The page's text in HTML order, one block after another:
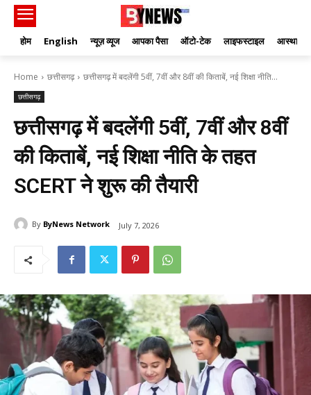
होम English न्यूज़ व्यूज आपका पैसा ऑटो-टेक लाइफस्टाइल आस्था
Home छत्तीसगढ़ छत्तीसगढ़ में बदलेंगी 5वीं, 7वीं और 8वीं की किताबें, नई शिक्षा नीति...
छत्तीसगढ़
छत्तीसगढ़ में बदलेंगी 5वीं, 7वीं और 8वीं
की किताबें, नई शिक्षा नीति के तहत
SCERT ने शुरू की तैयारी
By ByNews Network July 7, 2026